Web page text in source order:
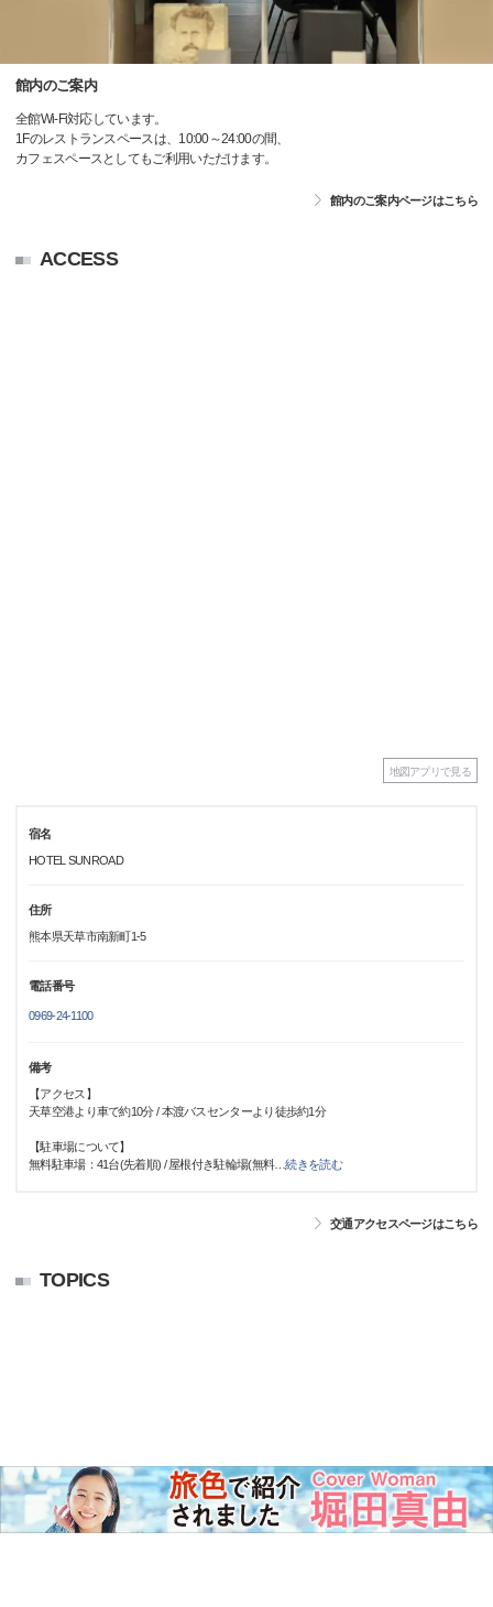
館内のご案内
全館Wi-Fi対応しています。
1Fのレストランスペースは、10:00～24:00の間、
カフェスペースとしてもご利用いただけます。
館内のご案内ページはこちら
ACCESS
地図アプリで見る
宿名
HOTEL SUNROAD
住所
熊本県天草市南新町1-5
電話番号
0969-24-1100
備考
【アクセス】
天草空港より車で約10分 / 本渡バスセンターより徒歩約1分
【駐車場について】
無料駐車場：41台(先着順) / 屋根付き駐輪場(無料…続きを読む
交通アクセスページはこちら
TOPICS